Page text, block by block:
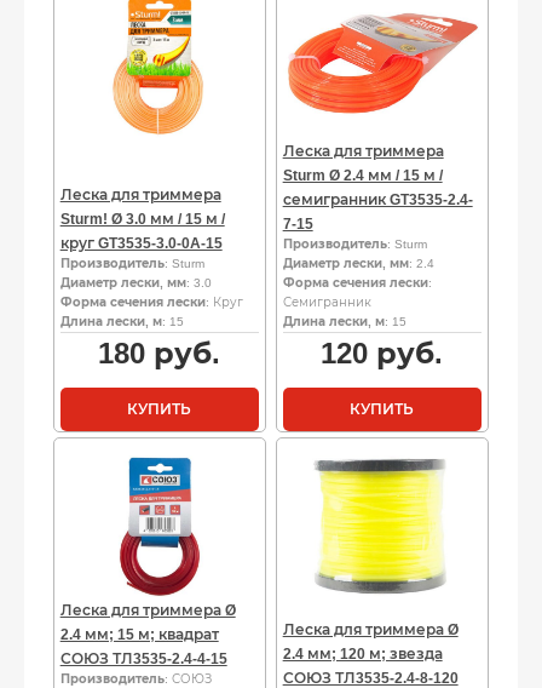
Леска для триммера
Sturm! Ø 3.0 мм / 15 м /
круг GT3535-3.0-0A-15
Производитель: Sturm
Диаметр лески, мм: 3.0
Форма сечения лески: Круг
Длина лески, м: 15
180 руб.
КУПИТЬ
Леска для триммера
Sturm Ø 2.4 мм / 15 м /
семигранник GT3535-2.4-
7-15
Производитель: Sturm
Диаметр лески, мм: 2.4
Форма сечения лески:
Семигранник
Длина лески, м: 15
120 руб.
КУПИТЬ
Леска для триммера Ø
2.4 мм; 15 м; квадрат
СОЮЗ ТЛ3535-2.4-4-15
Производитель: СОЮЗ
Леска для триммера Ø
2.4 мм; 120 м; звезда
СОЮЗ ТЛ3535-2.4-8-120